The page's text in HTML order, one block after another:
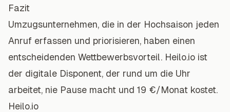
Fazit
Umzugsunternehmen, die in der Hochsaison jeden
Anruf erfassen und priorisieren, haben einen
entscheidenden Wettbewerbsvorteil. Heilo.io ist
der digitale Disponent, der rund um die Uhr
arbeitet, nie Pause macht und 19 €/Monat kostet.
Heilo.io